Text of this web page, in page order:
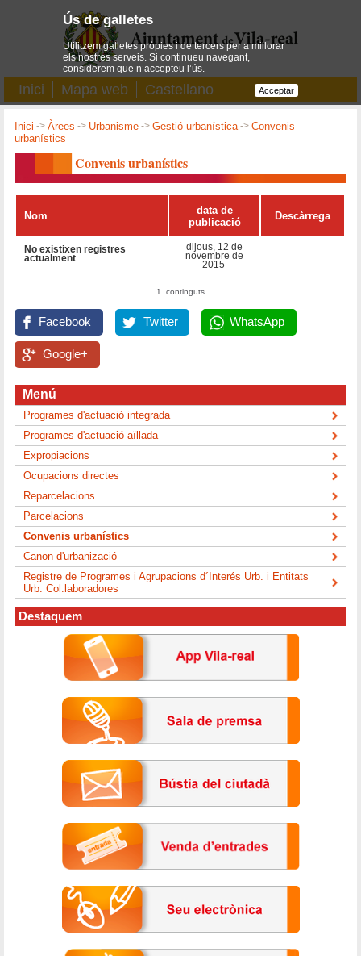
Inici Mapa web Castellano
Inici ->Àrees -> Urbanisme ->Gestió urbanística->Convenis
urbanístics
Convenis urbanístics
Nom
data de
publicació
Descàrrega
No existixen registres
actualment
dijous, 12 de
novembre de
2015
1 continguts
Facebook Twitter WhatsApp
Google+
Menú
Programes d'actuació integrada
Programes d'actuació aïllada
Expropiacions
Ocupacions directes
Reparcelacions
Parcelacions
Convenis urbanístics
Canon d'urbanizació
Registre de Programes i Agrupacions d´Interés Urb. i Entitats
Urb. Col.laboradores
Destaquem
Ús de galletes
Utilitzem galletes pròpies i de tercers per a millorar
els nostres serveis. Si continueu navegant,
considerem que n’accepteu l’ús.
Acceptar